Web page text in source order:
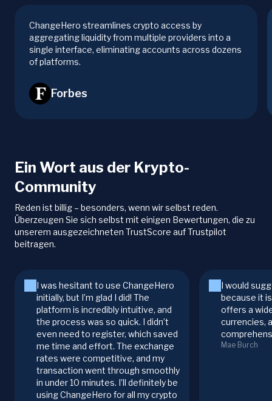
ChangeHero streamlines crypto access by
aggregating liquidity from multiple providers into a
single interface, eliminating accounts across dozens
of platforms.
Forbes
Ein Wort aus der Krypto-
Community
Reden ist billig – besonders, wenn wir selbst reden.
Überzeugen Sie sich selbst mit einigen Bewertungen, die zu
unserem ausgezeichneten TrustScore auf Trustpilot
beitragen.
I was hesitant to use ChangeHero
initially, but I’m glad I did! The
platform is incredibly intuitive, and
the process was so quick. I didn’t
even need to register, which saved
me time and effort. The exchange
rates were competitive, and my
transaction went through smoothly
in under 10 minutes. I’ll definitely be
using ChangeHero for all my crypto
I would
because it
offers a
currencies,
Mae Burch